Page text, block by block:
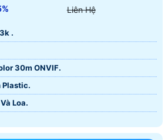
Liên Hệ
3k .
30m ONVIF.
Plastic.
Loa.